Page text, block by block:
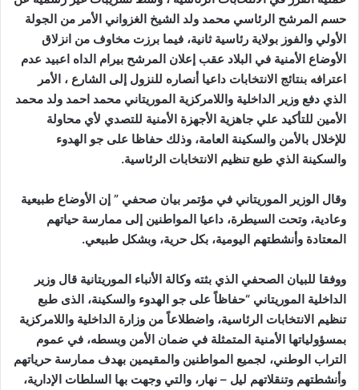
حسم المرشح الرئاسي محمد ولد الشيخ الغزواني الأمر من الجولة
الأولي والفوز بولاية رئاسية ثانية، فيما برزت مخاوف من انزلاق
الأوضاع الأمنية في البلاد عقب إعلان المرشح بيرام الداه اعبيد عدم
اعترافه بنتائج الانتخابات داعيا أنصاره للنزول إلى الشارع ، الأمر
الذي دفع وزير الداخلية واللامركزية الموريتاني محمد احمد ولد محمد
الأمين للتأكيد علي جاهزية الأجهزة الأمنية للتصدي لأي محاولة
للإخلال بالأمن والسكينة العامة، وذلك حفاظا على جو الهدوء
والسكينة الذي طبع تنظيم الانتخابات الرئاسية.
وقال الوزير الموريتاني في مؤتمر بيان صحفي ” إن الأوضاع طبيعية
وعادية، وتحت السيطرة، داعيا المواطنين إلى ممارسة حياتهم
المعتادة وأنشطتهم اليومية، بكل حرية، وبشكل طبيعي.
ووفقا للبيان الصحفي الذي بثته وكالة الأنباء الموريتانية قال وزير
الداخلية الموريتاني “حفاظاً على جو الهدوء والسكينة، الذى طبع
تنظيم الانتخابات الرئاسية، واضطلاعاً من وزارة الداخلية واللامركزية
بمسؤولياتها الأمنية المتمثلة في ضمان الأمن وبسطه، في عموم
التراب الوطني، لجميع المواطنين والمقيمين بهدف ممارسة حرياتهم
وأنشطتهم وتنقلاتهم ليل – نهار، والتي وجهت بها السلطات الإدارية،